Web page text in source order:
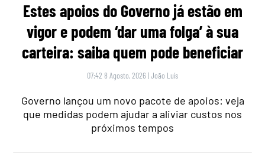
Estes apoios do Governo já estão em
vigor e podem ‘dar uma folga’ à sua
carteira: saiba quem pode beneficiar
07:42 8 Agosto, 2026 |João Luís
Governo lançou um novo pacote de apoios: veja
que medidas podem ajudar a aliviar custos nos
próximos tempos